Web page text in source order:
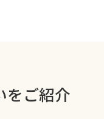
をご紹介